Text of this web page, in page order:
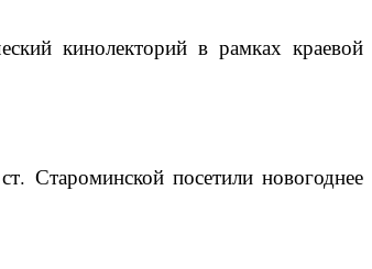
кинолекторий в рамках краевой
Староминской посетили новогоднее